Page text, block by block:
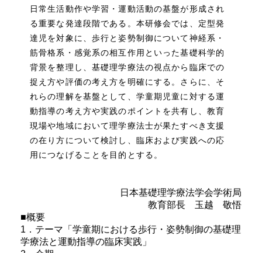
日常生活動作や学習・運動活動の基盤が形成され
る重要な発達段階である。本研修会では、定型発
達児を対象に、歩行と姿勢制御について神経系・
筋骨格系・感覚系の相互作用といった基礎科学的
背景を整理し、基礎理学療法の視点から臨床での
捉え方や評価の考え方を明確にする。さらに、そ
れらの理解を基盤として、学童期児童に対する運
動指導の考え方や実践のポイントを共有し、教育
現場や地域において理学療法士が果たすべき支援
の在り方について検討し、臨床および実践への応
用につなげることを目的とする。
日本基礎理学療法学会学術局
教育部長 玉越 敬悟
■概要
1．テーマ「学童期における歩行・姿勢制御の基礎理
学療法と運動指導の臨床実践」